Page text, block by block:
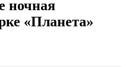
ночная
«Планета»